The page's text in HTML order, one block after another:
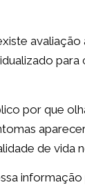
avaliação
para
por que
de vida